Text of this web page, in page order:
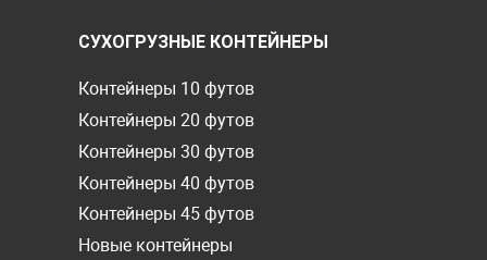
СУХОГРУЗНЫЕ КОНТЕЙНЕРЫ
Контейнеры 10 футов
Контейнеры 20 футов
Контейнеры 30 футов
Контейнеры 40 футов
Контейнеры 45 футов
Новые контейнеры